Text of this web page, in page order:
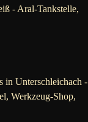
- Aral-Tankstelle,
in Unterschleichach -
Werkzeug-Shop,